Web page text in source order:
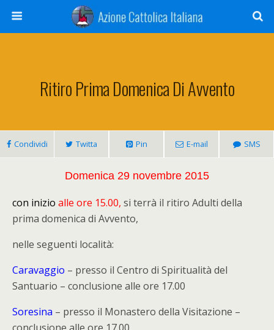
Ritiro Prima Domenica Di Avvento
Condividi Twitta Pin E-mail SMS
Domenica 29 novembre 2015
con inizio alle ore 15.00, si terrà il ritiro Adulti della
prima domenica di Avvento,
nelle seguenti località:
Caravaggio – presso il Centro di Spiritualità del
Santuario – conclusione alle ore 17.00
Soresina – presso il Monastero della Visitazione –